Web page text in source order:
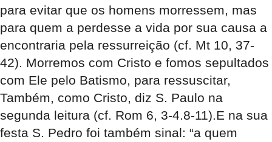
para evitar que os homens morressem, mas
para quem a perdesse a vida por sua causa a
encontraria pela ressurreição (cf. Mt 10, 37-
42). Morremos com Cristo e fomos sepultados
com Ele pelo Batismo, para ressuscitar,
Também, como Cristo, diz S. Paulo na
segunda leitura (cf. Rom 6, 3-4.8-11).E na sua
festa S. Pedro foi também sinal: “a quem